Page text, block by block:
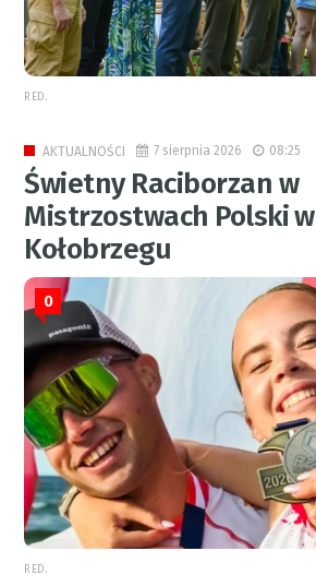
RED.
AKTUALNOŚCI 7 sierpnia 2026 08:25
Świetny Raciborzan w
Mistrzostwach Polski w
Kołobrzegu
0
RED.